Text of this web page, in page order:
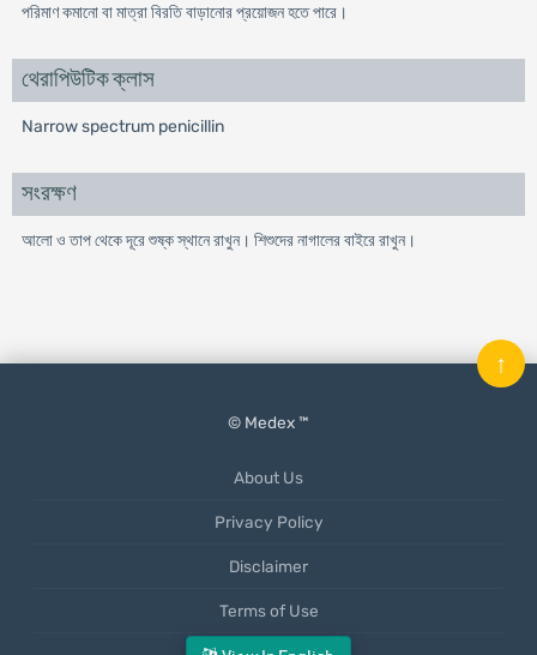
পরিমাণ কমানো বা মাত্রা বিরতি বাড়ানোর প্রয়োজন হতে পারে।
থেরাপিউটিক ক্লাস
Narrow spectrum penicillin
সংরক্ষণ
আলো ও তাপ থেকে দূরে শুষ্ক স্থানে রাখুন। শিশুদের নাগালের বাইরে রাখুন।
© Medex ™
About Us
Privacy Policy
Disclaimer
Terms of Use
↑